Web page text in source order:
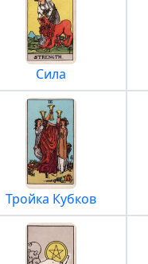
Сила
Тройка Кубков